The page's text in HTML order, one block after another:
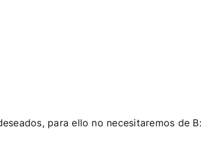
para ello no necesitaremos de B: